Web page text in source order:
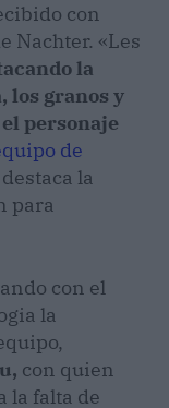
con
Nachter. «Les
la
los granos y
personaje
de
la
para
con el
la
con quien
la falta de